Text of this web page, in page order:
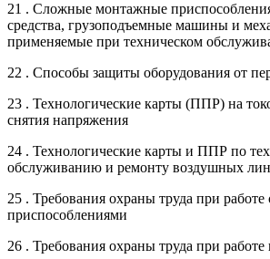
21 . Сложные монтажные
средства, грузоподъемные машины и
применяемые при техническом
22 . Способы защиты оборудования от
23 . Технологические карты (ППР) на
снятия напряжения
24 . Технологические карты и ППР по
обслуживанию и ремонту воздушных
25 . Требования охраны труда при
приспособлениями
26 . Требования охраны труда при работе